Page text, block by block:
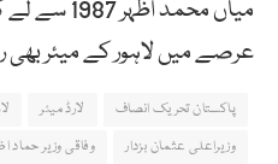
عرصے میں لاہور کے میئر بھی
پاکستان تحریک انصاف لارڈ میئر
وزیراعلی عثمان بزدار
وفاقی وزیر حماد